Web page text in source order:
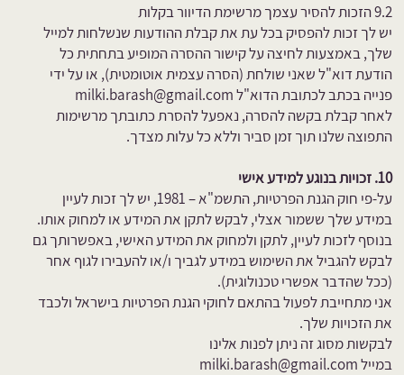
9.2 הזכות להסיר עצמך מרשימת הדיוור בקלות
יש לך זכות להפסיק בכל עת את קבלת ההודעות שנשלחות למייל
שלך, באמצעות לחיצה על קישור ההסרה המופיע בתחתית כל
הודעת דוא"ל שאני שולחת (הסרה עצמית אוטומטית), או על ידי
פנייה בכתב לכתובת הדוא"ל milki.barash@gmail.com
לאחר קבלת בקשה להסרה, נאפעל להסרת כתובתך מרשימות
התפוצה שלנו תוך זמן סביר וללא כל עלות מצדך.​
10. זכויות בנוגע למידע אישי
על-פי חוק הגנת הפרטיות, התשמ"א – 1981, יש לך זכות לעיין
במידע שלך ששמור אצלי, לבקש לתקן את המידע או למחוק אותו.
בנוסף לזכות לעיין, לתקן ולמחוק את המידע האישי, באפשרותך גם
לבקש להגביל את השימוש במידע לגביך ו/או להעבירו לגוף אחר
(ככל שהדבר אפשרי טכנולוגית).
אני מתחייבת לפעול בהתאם לחוקי הגנת הפרטיות בישראל ולכבד
את הזכויות שלך.
לבקשות מסוג זה ניתן לפנות אלינו
במיילmilki.barash@gmail.com